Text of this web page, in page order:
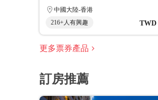
中國大陸-香港
216+人有興趣
TWD
更多票券產品
訂房推薦